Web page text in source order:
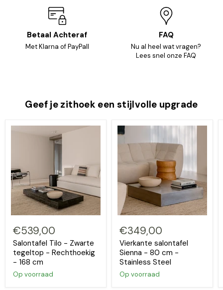
Betaal Achteraf
Met Klarna of PayPall
FAQ
Nu al heel wat vragen?
Lees snel onze FAQ
Geef je zithoek een stijlvolle upgrade
€539,00
Salontafel Tilo - Zwarte
tegeltop - Rechthoekig
- 168 cm
Op voorraad
€349,00
Vierkante salontafel
Sienna - 80 cm -
Stainless Steel
Op voorraad